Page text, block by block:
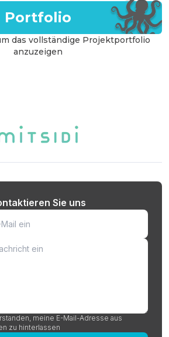
Portfolio
das vollständige Projektportfolio
anzuzeigen
Sie uns
meine E-Mail-Adresse aus
zu hinterlassen